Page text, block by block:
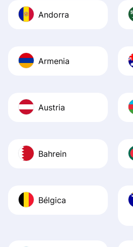
Andorra
Armenia
Austria
Bahrein
Bélgica